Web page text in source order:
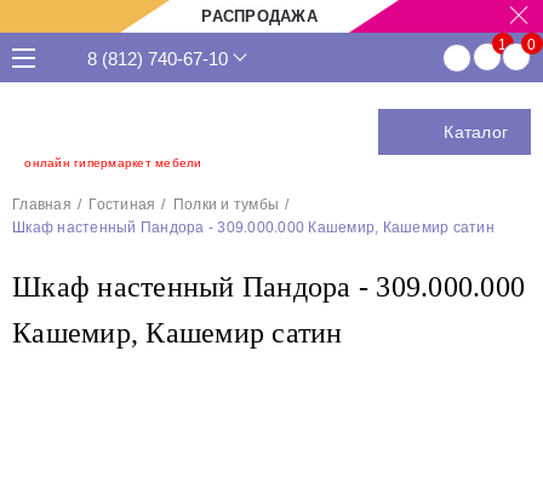
РАСПРОДАЖА
онлайн гипермаркет мебели
8 (812) 740-67-10
Каталог
Главная Гостиная
Полки и тумбы
Шкаф настенный Пандора - 309.000.000 Кашемир, Кашемир сатин
Шкаф настенный Пандора - 309.000.000
Кашемир, Кашемир сатин